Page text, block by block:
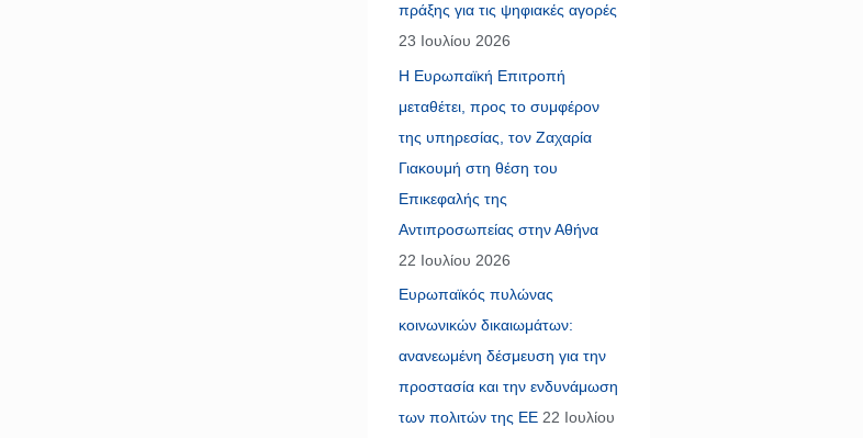
πράξης για τις ψηφιακές αγορές
23 Ιουλίου 2026
Η Ευρωπαϊκή Επιτροπή
μεταθέτει, προς το συμφέρον
της υπηρεσίας, τον Ζαχαρία
Γιακουμή στη θέση του
Επικεφαλής της
Αντιπροσωπείας στην Αθήνα
22 Ιουλίου 2026
Ευρωπαϊκός πυλώνας
κοινωνικών δικαιωμάτων:
ανανεωμένη δέσμευση για την
προστασία και την ενδυνάμωση
των πολιτών της ΕΕ 22 Ιουλίου